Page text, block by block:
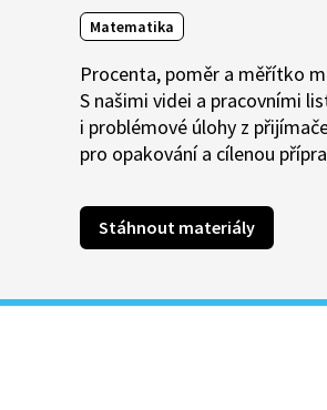
Matematika
Procenta, poměr a měřítko
S našimi videi a pracovními
i problémové úlohy z
pro opakování a cílenou
Stáhnout materiály